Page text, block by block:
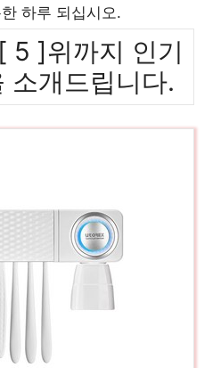
하루 되십시오.
5 ]위까지 인기
소개드립니다.